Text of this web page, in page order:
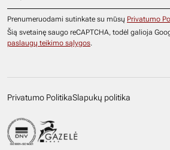
Prenumeruodami sutinkate su mūsų Privatumo
Šią svetainę saugo reCAPTCHA, todėl galioja
paslaugų teikimo sąlygos.
Privatumo PolitikaSlapukų politika